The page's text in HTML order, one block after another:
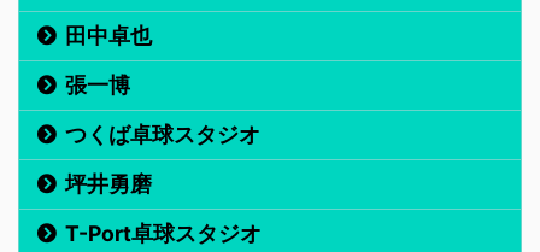
田中卓也
張一博
つくば卓球スタジオ
坪井勇磨
T-Port卓球スタジオ